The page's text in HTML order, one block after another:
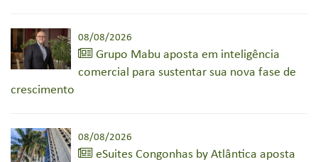
08/08/2026
Grupo Mabu aposta em inteligência
comercial para sustentar sua nova fase de
crescimento
08/08/2026
eSuites Congonhas by Atlântica aposta